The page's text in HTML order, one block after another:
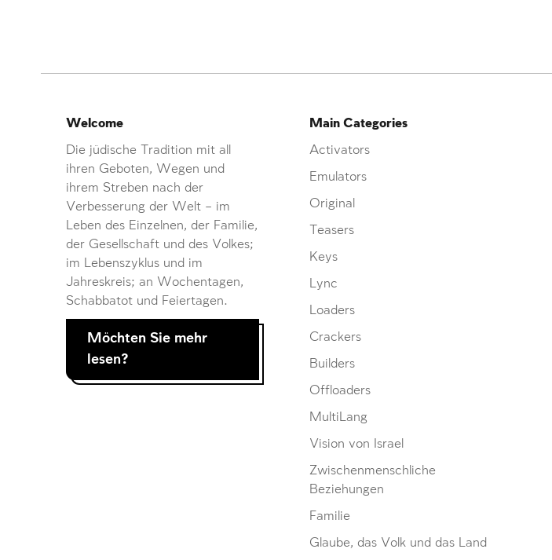
Main Categories
Activators
Emulators
Original
Teasers
Keys
Lync
Loaders
Crackers
Builders
Offloaders
MultiLang
Vision von Israel
Zwischenmenschliche
Beziehungen
Familie
Glaube, das Volk und das Land
Welcome
Die jüdische Tradition mit all
ihren Geboten, Wegen und
ihrem Streben nach der
Verbesserung der Welt – im
Leben des Einzelnen, der Familie,
der Gesellschaft und des Volkes;
im Lebenszyklus und im
Jahreskreis; an Wochentagen,
Schabbatot und Feiertagen.
Möchten Sie mehr
lesen?